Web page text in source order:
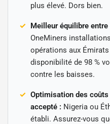
plus élevé. Dors bien.
Meilleur équilibre
OneMiners
opérations aux
disponibilité de 98 %
contre les baisses.
Optimisation des
accepté : Nigeria ou
établi. Assurez-vous